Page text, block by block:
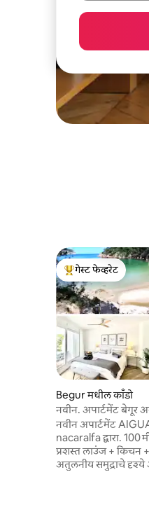
टॉप गेस्ट फेव्हरेट
गेस्ट फेव्हरेट
Begur मधील काँडो
नवीन. अपार्टमेंट बेगूर
नवीन अपार्टमेंट
nacaralfa द्वारा. 100 मी² +
प्रशस्त लाउंज + किचन +
अतुलनीय समुद्राचे दृश्ये